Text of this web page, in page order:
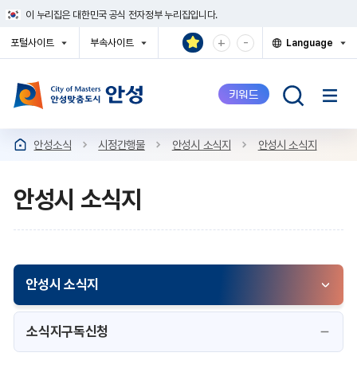
건
너
이 누리집은 대한민국 공식 전자정부 누리집입니다.
포털사이트
부속사이트
키워드
+확
대
서
보
-축
소
서
보
Language
안성소식 시정간행물 안성시 소식지 안성시 소식지
안성시 소식지
안성시 소식지
소식지구독신청